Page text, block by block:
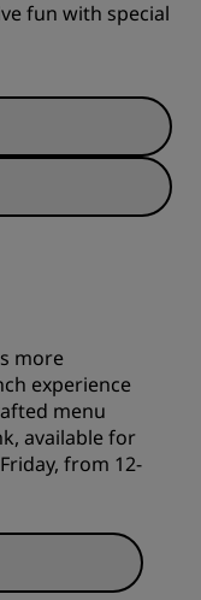
fun with special
more
experience
menu
available for
from 12-